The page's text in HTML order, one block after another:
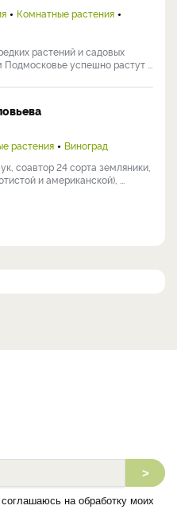
Комнатные растения
растений и садовых
успешно растут ...
растения
Виноград
соавтор 24 сорта земляники,
и американской), ...
>
на обработку моих